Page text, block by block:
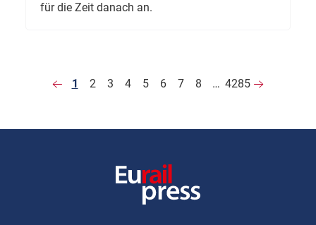
für die Zeit danach an.
1 2 3 4 5 6 7 8 … 4285